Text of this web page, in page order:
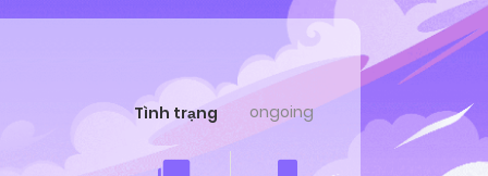
Tình trạng ongoing